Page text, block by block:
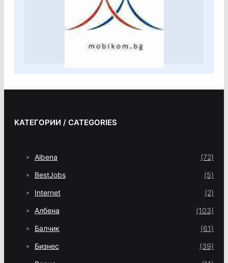
КАТЕГОРИИ / CATEGORIES
Albena (72)
BestJobs (5)
Internet (2)
Албена (103)
Балчик (61)
Бизнес (39)